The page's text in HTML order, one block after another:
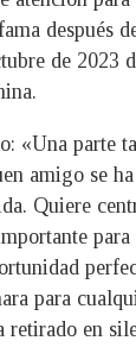
después
de 2023
«Una parte
amigo se
Quiere
para
retirado en